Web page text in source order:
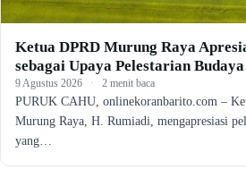
Ketua DPRD Murung Raya
sebagai Upaya Pelestarian
9 Agustus 2026 · 2 menit baca
PURUK CAHU, onlinekoranbarito.com –
Murung Raya, H. Rumiadi, mengapresiasi
yang…